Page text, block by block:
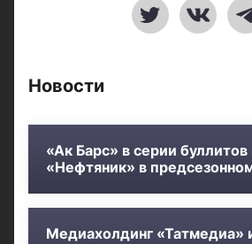
Новости
«Ак Барс» в серии буллитов
«Нефтяник» в
Медиахолдинг «Татмедиа»